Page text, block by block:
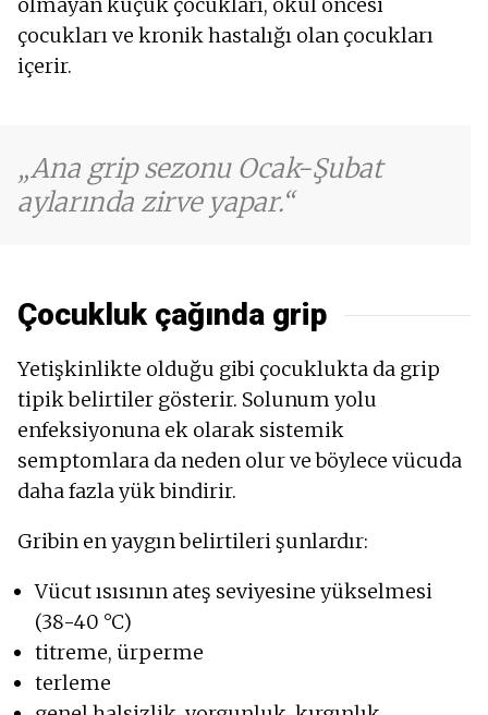
çocukları ve kronik hastalığı olan çocukları
içerir.
Ana grip sezonu Ocak-Şubat
aylarında zirve yapar.
Çocukluk çağında grip
Yetişkinlikte olduğu gibi çocuklukta da grip
tipik belirtiler gösterir. Solunum yolu
enfeksiyonuna ek olarak sistemik
semptomlara da neden olur ve böylece vücuda
daha fazla yük bindirir.
Gribin en yaygın belirtileri şunlardır:
Vücut ısısının ateş seviyesine yükselmesi
(38-40 °C)
titreme, ürperme
terleme